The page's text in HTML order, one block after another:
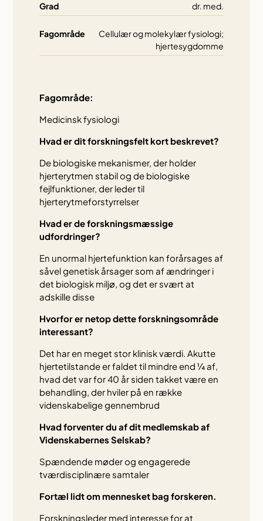
Grad dr. med.
Fagområde
Cellulær og molekylær fysiologi;
hjertesygdomme
Fagområde:
Medicinsk fysiologi
Hvad er dit forskningsfelt kort beskrevet?
De biologiske mekanismer, der holder
hjerterytmen stabil og de biologiske
fejlfunktioner, der leder til
hjerterytmeforstyrrelser
Hvad er de forskningsmæssige
udfordringer?
En unormal hjertefunktion kan forårsages af
såvel genetisk årsager som af ændringer i
det biologisk miljø, og det er svært at
adskille disse
Hvorfor er netop dette forskningsområde
interessant?
Det har en meget stor klinisk værdi. Akutte
hjertetilstande er faldet til mindre end ¼ af,
hvad det var for 40 år siden takket være en
behandling, der hviler på en række
videnskabelige gennembrud
Hvad forventer du af dit medlemskab af
Videnskabernes Selskab?
Spændende møder og engagerede
tværdisciplinære samtaler
Fortæl lidt om mennesket bag forskeren.
Forskningsleder med interesse for at